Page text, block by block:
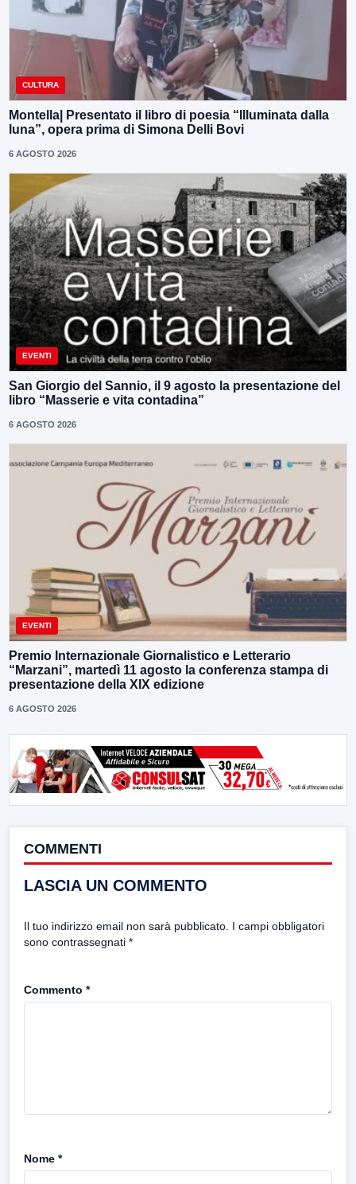
CULTURA
Montella| Presentato il libro di poesia “Illuminata dalla
luna”, opera prima di Simona Delli Bovi
6 AGOSTO 2026
EVENTI
San Giorgio del Sannio, il 9 agosto la presentazione del
libro “Masserie e vita contadina”
6 AGOSTO 2026
EVENTI
Premio Internazionale Giornalistico e Letterario
“Marzani”, martedì 11 agosto la conferenza stampa di
presentazione della XIX edizione
6 AGOSTO 2026
COMMENTI
LASCIA UN COMMENTO
Il tuo indirizzo email non sarà pubblicato. I campi obbligatori
sono contrassegnati *
Commento *
Nome *